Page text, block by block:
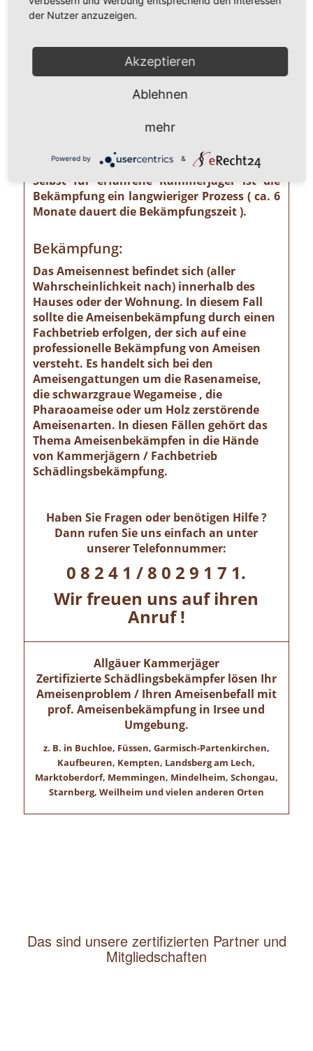
unterschätzendes gesundheitliches und
Pharaoameise gehört zu den gefährlichsten
Ameisenarten überhaupt. Ursprünglich in
Indien beheimatet, ist sie mittlerweile
weltweit verbreitet. Die Gattung ist
verhältnismäßig klein und sieht
bernsteingelb aus. Sollten Sie solch eine
Ameise sehen, ist eine professionelle
Schädlingsbekämpfung absolut notwendig!
Selbst für erfahrene Kammerjäger ist die
Bekämpfung ein langwieriger Prozess ( ca. 6
Monate dauert die Bekämpfungszeit ).
Bekämpfung:
Das Ameisennest befindet sich (aller
Wahrscheinlichkeit nach) innerhalb des
Hauses oder der Wohnung. In diesem Fall
sollte die Ameisenbekämpfung durch einen
Fachbetrieb erfolgen, der sich auf eine
professionelle Bekämpfung von Ameisen
versteht. Es handelt sich bei den
Ameisengattungen um die Rasenameise,
die schwarzgraue Wegameise , die
Pharaoameise oder um Holz zerstörende
Ameisenarten. In diesen Fällen gehört das
Thema Ameisenbekämpfen in die Hände
von Kammerjägern / Fachbetrieb
Schädlingsbekämpfung.
Haben Sie Fragen oder benötigen Hilfe ?
Dann rufen Sie uns einfach an unter
unserer Telefonnummer:
0 8 2 4 1 / 8 0 2 9 1 7 1.
Wir freuen uns auf ihren
Anruf !
Allgäuer Kammerjäger
Zertifizierte Schädlingsbekämpfer lösen Ihr
Ameisenproblem / Ihren Ameisenbefall mit
prof. Ameisenbekämpfung in Irsee und
Umgebung.
z. B. in Buchloe, Füssen, Garmisch-Partenkirchen,
Kaufbeuren, Kempten, Landsberg am Lech,
Marktoberdorf, Memmingen, Mindelheim, Schongau,
Starnberg, Weilheim und vielen anderen Orten
Das sind unsere zertifizierten Partner und
Mitgliedschaften
der Nutzer anzuzeigen.
Akzeptieren
Ablehnen
mehr
Powered by &